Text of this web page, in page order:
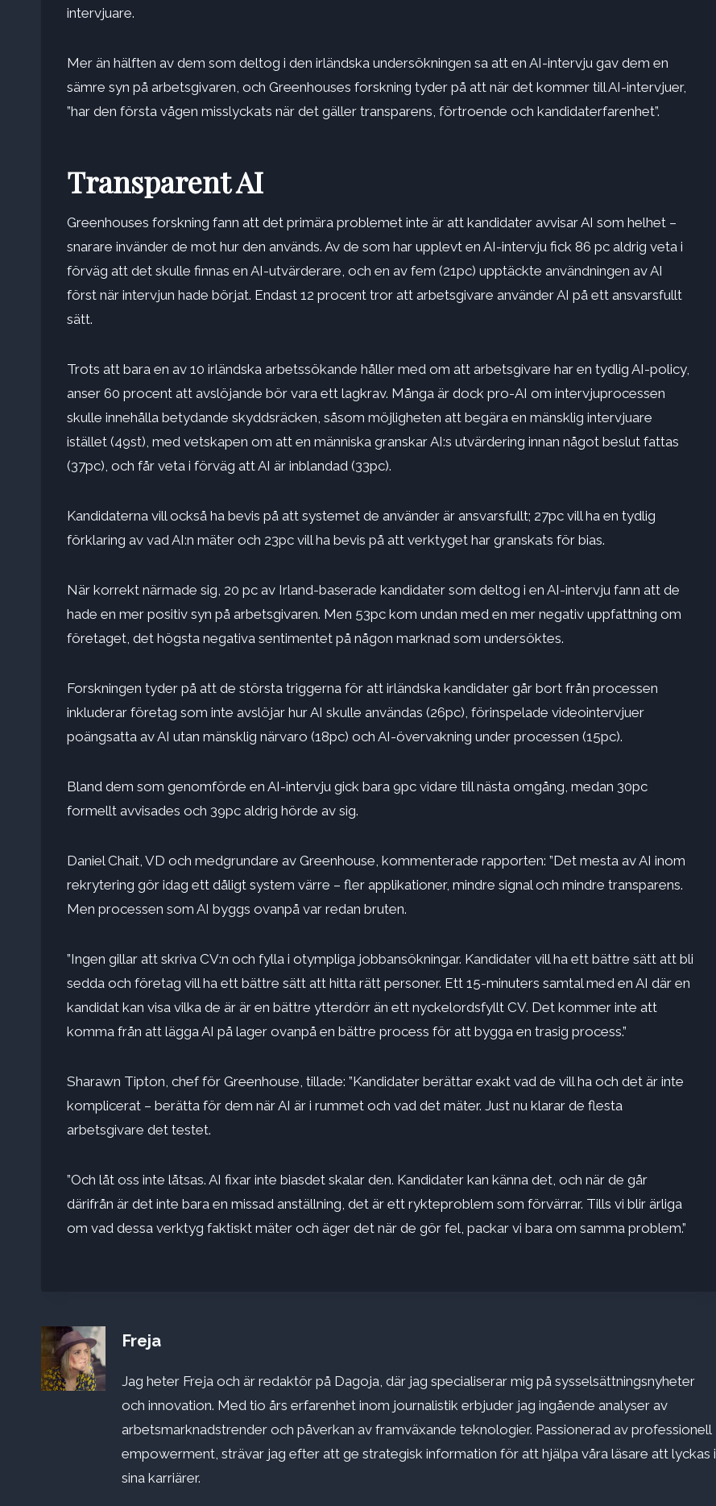
intervjuare.
Mer än hälften av dem som deltog i den irländska undersökningen sa att en AI-intervju gav dem en
sämre syn på arbetsgivaren, och Greenhouses forskning tyder på att när det kommer till AI-intervjuer,
”har den första vågen misslyckats när det gäller transparens, förtroende och kandidaterfarenhet”.
Transparent AI
Greenhouses forskning fann att det primära problemet inte är att kandidater avvisar AI som helhet –
snarare invänder de mot hur den används. Av de som har upplevt en AI-intervju fick 86 pc aldrig veta i
förväg att det skulle finnas en AI-utvärderare, och en av fem (21pc) upptäckte användningen av AI
först när intervjun hade börjat. Endast 12 procent tror att arbetsgivare använder AI på ett ansvarsfullt
sätt.
Trots att bara en av 10 irländska arbetssökande håller med om att arbetsgivare har en tydlig AI-policy,
anser 60 procent att avslöjande bör vara ett lagkrav. Många är dock pro-AI om intervjuprocessen
skulle innehålla betydande skyddsräcken, såsom möjligheten att begära en mänsklig intervjuare
istället (49st), med vetskapen om att en människa granskar AI:s utvärdering innan något beslut fattas
(37pc), och får veta i förväg att AI är inblandad (33pc).
Kandidaterna vill också ha bevis på att systemet de använder är ansvarsfullt; 27pc vill ha en tydlig
förklaring av vad AI:n mäter och 23pc vill ha bevis på att verktyget har granskats för bias.
När korrekt närmade sig, 20 pc av Irland-baserade kandidater som deltog i en AI-intervju fann att de
hade en mer positiv syn på arbetsgivaren. Men 53pc kom undan med en mer negativ uppfattning om
företaget, det högsta negativa sentimentet på någon marknad som undersöktes.
Forskningen tyder på att de största triggerna för att irländska kandidater går bort från processen
inkluderar företag som inte avslöjar hur AI skulle användas (26pc), förinspelade videointervjuer
poängsatta av AI utan mänsklig närvaro (18pc) och AI-övervakning under processen (15pc).
Bland dem som genomförde en AI-intervju gick bara 9pc vidare till nästa omgång, medan 30pc
formellt avvisades och 39pc aldrig hörde av sig.
Daniel Chait, VD och medgrundare av Greenhouse, kommenterade rapporten: ”Det mesta av AI inom
rekrytering gör idag ett dåligt system värre – fler applikationer, mindre signal och mindre transparens.
Men processen som AI byggs ovanpå var redan bruten.
”Ingen gillar att skriva CV:n och fylla i otympliga jobbansökningar. Kandidater vill ha ett bättre sätt att bli
sedda och företag vill ha ett bättre sätt att hitta rätt personer. Ett 15-minuters samtal med en AI där en
kandidat kan visa vilka de är är en bättre ytterdörr än ett nyckelordsfyllt CV. Det kommer inte att
komma från att lägga AI på lager ovanpå en bättre process för att bygga en trasig process.”
Sharawn Tipton, chef för Greenhouse, tillade: ”Kandidater berättar exakt vad de vill ha och det är inte
komplicerat – berätta för dem när AI är i rummet och vad det mäter. Just nu klarar de flesta
arbetsgivare det testet.
”Och låt oss inte låtsas. AI fixar inte biasdet skalar den. Kandidater kan känna det, och när de går
därifrån är det inte bara en missad anställning, det är ett rykteproblem som förvärrar. Tills vi blir ärliga
om vad dessa verktyg faktiskt mäter och äger det när de gör fel, packar vi bara om samma problem.”
Freja
Jag heter Freja och är redaktör på Dagoja, där jag specialiserar mig på sysselsättningsnyheter
och innovation. Med tio års erfarenhet inom journalistik erbjuder jag ingående analyser av
arbetsmarknadstrender och påverkan av framväxande teknologier. Passionerad av professionell
empowerment, strävar jag efter att ge strategisk information för att hjälpa våra läsare att lyckas i
sina karriärer.